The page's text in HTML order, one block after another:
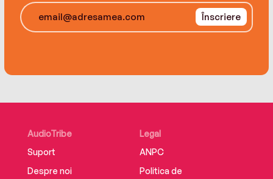
Înscriere
AudioTribe
Suport
Despre noi
Legal
ANPC
Politica de